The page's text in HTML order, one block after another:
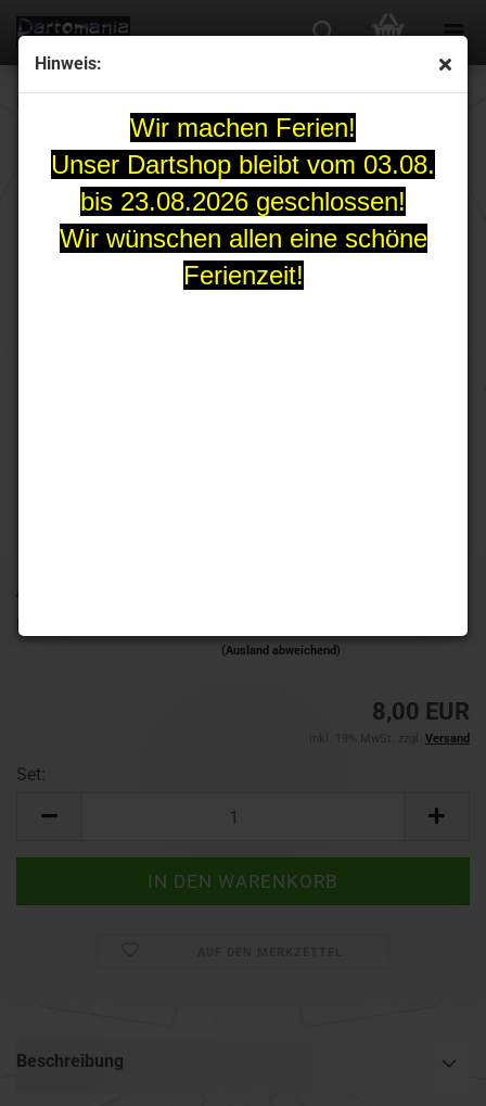
Hinweis:
Wir machen Ferien!
Unser Dartshop bleibt vom 03.08.
bis 23.08.2026 geschlossen!
Wir wünschen allen eine schöne
Ferienzeit!
Art.Nr.:
Lieferzeit:
(Ausland abweichend)
8,00 EUR
inkl. 19% MwSt. zzgl. Versand
Set:
Beschreibung